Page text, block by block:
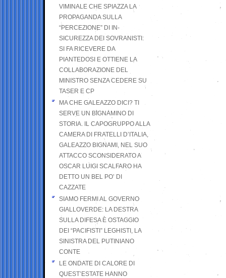
VIMINALE CHE SPIAZZA LA
PROPAGANDA SULLA
“PERCEZIONE” DI IN-
SICUREZZA DEI SOVRANISTI:
SI FA RICEVERE DA
PIANTEDOSI E OTTIENE LA
COLLABORAZIONE DEL
MINISTRO SENZA CEDERE SU
TASER E CP
MA CHE GALEAZZO DICI? TI
SERVE UN BIGNAMINO DI
STORIA. IL CAPOGRUPPO ALLA
CAMERA DI FRATELLI D’ITALIA,
GALEAZZO BIGNAMI, NEL SUO
ATTACCO SCONSIDERATO A
OSCAR LUIGI SCALFARO HA
DETTO UN BEL PO’ DI
CAZZATE
SIAMO FERMI AL GOVERNO
GIALLOVERDE: LA DESTRA
SULLA DIFESA È OSTAGGIO
DEI “PACIFISTI” LEGHISTI, LA
SINISTRA DEL PUTINIANO
CONTE
LE ONDATE DI CALORE DI
QUEST’ESTATE HANNO